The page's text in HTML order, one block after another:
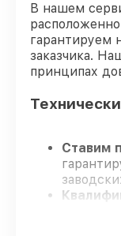
В нашем
гарантируем
заказчика.
принципах
Ставим